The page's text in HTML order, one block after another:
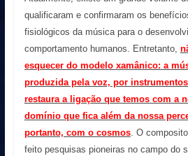
qualificaram e confirmaram os
fisiológicos da música para o
comportamento humanos. Entretanto,
esquecer do modelo xamânico: a
produzida pela voz, por
restaura a ligação que temos com a
domínio que fica além da nossa
portanto, com o cosmos. O
feito pesquisas pioneiras no campo do